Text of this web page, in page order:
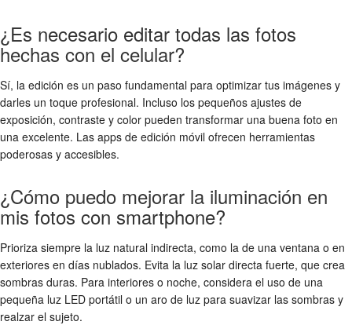
¿Es necesario editar todas las fotos
hechas con el celular?
Sí, la edición es un paso fundamental para optimizar tus imágenes y
darles un toque profesional. Incluso los pequeños ajustes de
exposición, contraste y color pueden transformar una buena foto en
una excelente. Las apps de edición móvil ofrecen herramientas
poderosas y accesibles.
¿Cómo puedo mejorar la iluminación en
mis fotos con smartphone?
Prioriza siempre la luz natural indirecta, como la de una ventana o en
exteriores en días nublados. Evita la luz solar directa fuerte, que crea
sombras duras. Para interiores o noche, considera el uso de una
pequeña luz LED portátil o un aro de luz para suavizar las sombras y
realzar el sujeto.